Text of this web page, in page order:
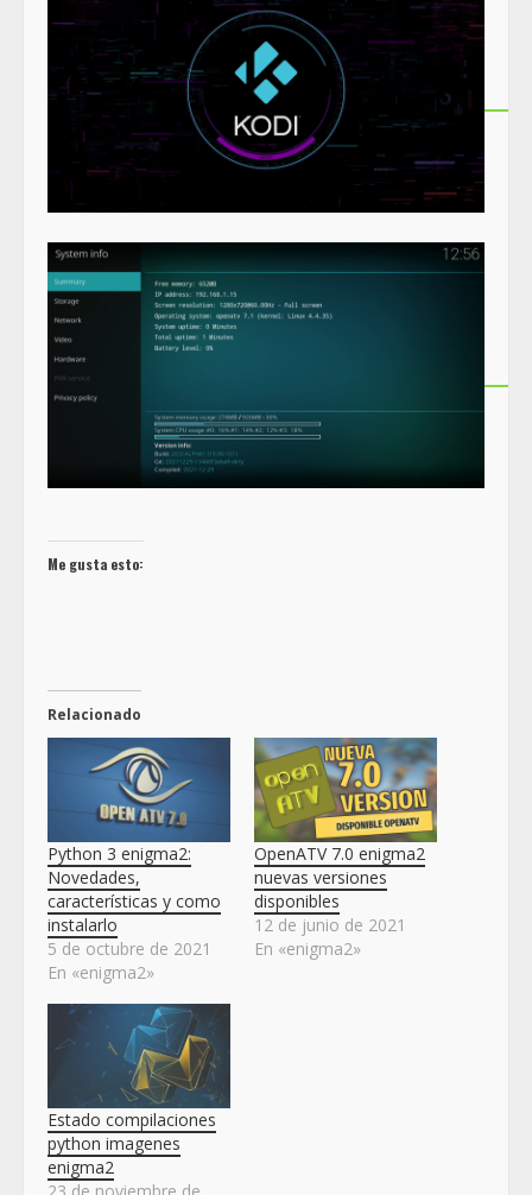
Me gusta esto:
Relacionado
Python 3 enigma2:
Novedades,
características y como
instalarlo
5 de octubre de 2021
En «enigma2»
OpenATV 7.0 enigma2
nuevas versiones
disponibles
12 de junio de 2021
En «enigma2»
Estado compilaciones
python imagenes
enigma2